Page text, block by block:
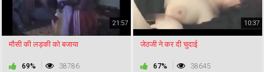
21:57
मौसी की लड़की को बजाया
69% 38786
10:37
जेठजी ने कर दी चुदाई
67% 38645